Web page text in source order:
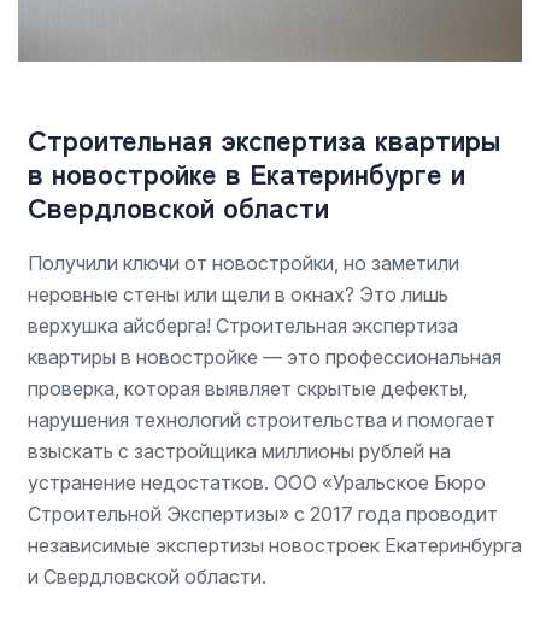
Строительная экспертиза квартиры
в новостройке в Екатеринбурге и
Свердловской области
Получили ключи от новостройки, но заметили
неровные стены или щели в окнах? Это лишь
верхушка айсберга! Строительная экспертиза
квартиры в новостройке — это профессиональная
проверка, которая выявляет скрытые дефекты,
нарушения технологий строительства и помогает
взыскать с застройщика миллионы рублей на
устранение недостатков. ООО «Уральское Бюро
Строительной Экспертизы» с 2017 года проводит
независимые экспертизы новостроек Екатеринбурга
и Свердловской области.